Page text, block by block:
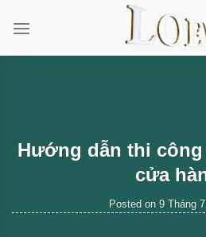
Hướng dẫn thi
cửa
Posted on 9 Tháng